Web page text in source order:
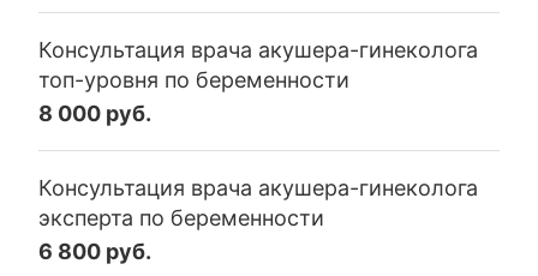
Консультация врача акушера-гинеколога
топ-уровня по беременности
8 000 руб.
Консультация врача акушера-гинеколога
эксперта по беременности
6 800 руб.